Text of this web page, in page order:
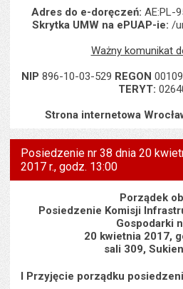
Adres do e-doręczeń: AE:PL-
Skrytka UMW na ePUAP-ie: /
Ważny komunikat
NIP 896-10-03-529 REGON
TERYT:
Strona internetowa
Posiedzenie nr 38 dnia 20
2017 r., godz. 13:00
Porządek
Posiedzenie Komisji
Gospodarki
20 kwietnia 2017,
sali 309,
I Przyjęcie porządku